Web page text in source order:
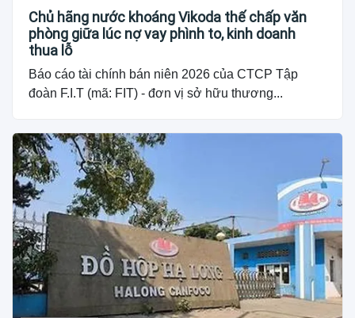
Chủ hãng nước khoáng Vikoda thế chấp văn
phòng giữa lúc nợ vay phình to, kinh doanh
thua lỗ
Báo cáo tài chính bán niên 2026 của CTCP Tập
đoàn F.I.T (mã: FIT) - đơn vị sở hữu thương...